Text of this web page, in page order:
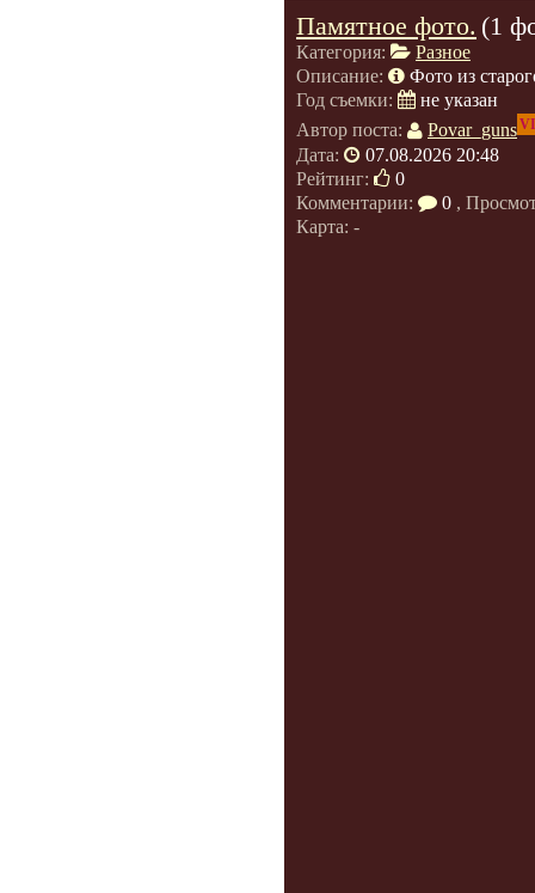
Памятное фото. (1
Категория:
Разное
Описание:
Фото из
Год съемки:
не указан
Автор поста:
Povar_guns
Дата:
07.08.2026 20:48
Рейтинг:
0
Комментарии:
0 ,
Карта: -